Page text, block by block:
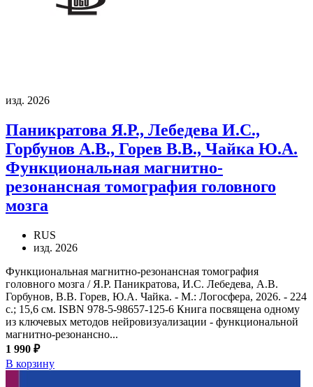
изд. 2026
Паникратова Я.Р., Лебедева И.С.,
Горбунов А.В., Горев В.В., Чайка Ю.А.
Функциональная магнитно-
резонансная томография головного
мозга
RUS
изд. 2026
Функциональная магнитно-резонансная томография
головного мозга / Я.Р. Паникратова, И.С. Лебедева, А.В.
Горбунов, В.В. Горев, Ю.А. Чайка. - М.: Логосфера, 2026. - 224
с.; 15,6 см. ISBN 978-5-98657-125-6 Книга посвящена одному
из ключевых методов нейровизуализации - функциональной
магнитно-резонансно...
1 990 ₽
В корзину